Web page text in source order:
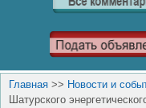
Главная >> Новости и
Шатурского